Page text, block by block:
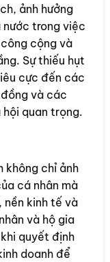
ảnh hưởng
nước trong việc
cộng và
Sự thiếu hụt
cực đến các
và các
quan trọng.
không chỉ ảnh
cá nhân mà
kinh tế và
và hộ gia
quyết định
doanh để